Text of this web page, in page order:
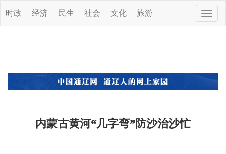
Toggle
时政 经济 民生 社会 文化 旅游
内蒙古黄河“几字弯”防沙治沙忙